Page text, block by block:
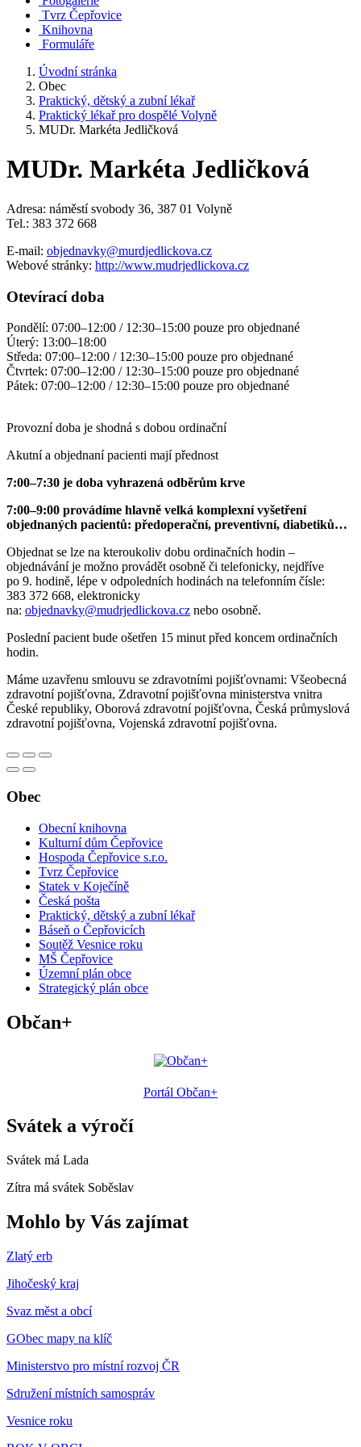
Tvrz Čepřovice
Knihovna
Formuláře
Úvodní stránka
Obec
Praktický, dětský a zubní lékař
Praktický lékař pro dospělé Volyně
MUDr. Markéta Jedličková
MUDr. Markéta Jedličková
Adresa: náměstí svobody 36, 387 01 Volyně
Tel.: 383 372 668
E-mail: objednavky@murdjedlickova.cz
Webové stránky: http://www.mudrjedlickova.cz
Otevírací doba
Pondělí: 07:00–12:00 / 12:30–15:00 pouze pro objednané
Úterý: 13:00–18:00
Středa: 07:00–12:00 / 12:30–15:00 pouze pro objednané
Čtvrtek: 07:00–12:00 / 12:30–15:00 pouze pro objednané
Pátek: 07:00–12:00 / 12:30–15:00 pouze pro objednané
Provozní doba je shodná s dobou ordinační
Akutní a objednaní pacienti mají přednost
7:00–7:30 je doba vyhrazená odběrům krve
7:00–9:00 provádíme hlavně velká komplexní vyšetření
objednaných pacientů: předoperační, preventivní, diabetiků…
Objednat se lze na kteroukoliv dobu ordinačních hodin –
objednávání je možno provádět osobně či telefonicky, nejdříve
po 9. hodině, lépe v odpoledních hodinách na telefonním čísle:
383 372 668, elektronicky
na: objednavky@mudrjedlickova.cz nebo osobně.
Poslední pacient bude ošetřen 15 minut před koncem ordinačních
hodin.
Máme uzavřenu smlouvu se zdravotními pojišťovnami: Všeobecná
zdravotní pojišťovna, Zdravotní pojišťovna ministerstva vnitra
České republiky, Oborová zdravotní pojišťovna, Česká průmyslová
zdravotní pojišťovna, Vojenská zdravotní pojišťovna.
Obec
Obecní knihovna
Kulturní dům Čepřovice
Hospoda Čepřovice s.r.o.
Tvrz Čepřovice
Statek v Koječíně
Česká pošta
Praktický, dětský a zubní lékař
Báseň o Čepřovicích
Soutěž Vesnice roku
MŠ Čepřovice
Územní plán obce
Strategický plán obce
Občan+
Portál Občan+
Svátek a výročí
Svátek má Lada
Zítra má svátek Soběslav
Mohlo by Vás zajímat
Zlatý erb
Jihočeský kraj
Svaz měst a obcí
GObec mapy na klíč
Ministerstvo pro místní rozvoj ČR
Sdružení místních samospráv
Vesnice roku